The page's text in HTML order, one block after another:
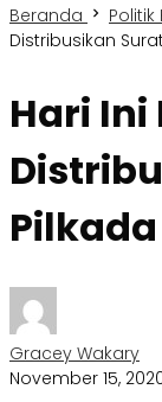
Beranda
Distribusikan
Hari Ini
Gracey Wakary
November 15,